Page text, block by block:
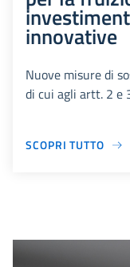
innovative
Nuove misure di
di cui agli artt. 2 e
SCOPRI TUTTO